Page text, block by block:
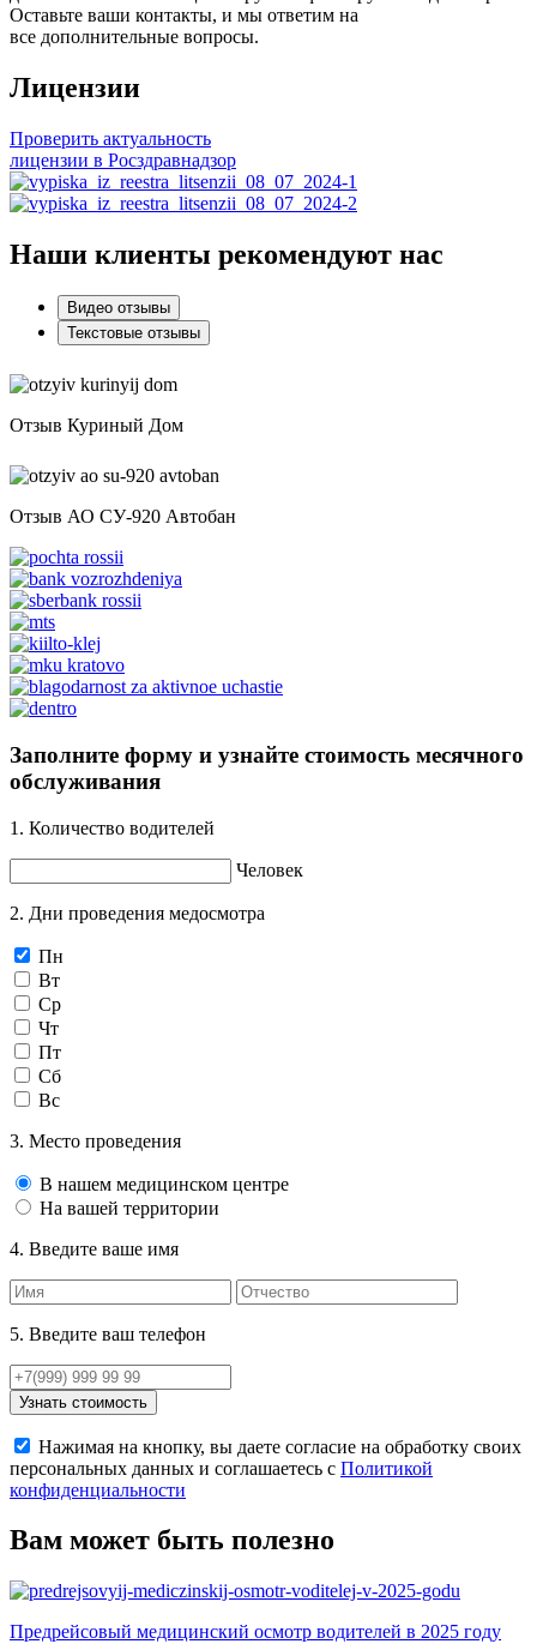
Оставьте ваши контакты, и мы ответим на
все дополнительные вопросы.
Лицензии
Проверить актуальность
лицензии в Росздравнадзор
Наши клиенты рекомендуют нас
Видео отзывы
Текстовые отзывы
Отзыв Куриный Дом
Отзыв АО СУ-920 Автобан
Заполните форму и узнайте стоимость месячного
обслуживания
1. Количество водителей
Человек
2. Дни проведения медосмотра
Пн
Вт
Ср
Чт
Пт
Сб
Вс
3. Место проведения
В нашем медицинском центре
На вашей территории
4. Введите ваше имя
5. Введите ваш телефон
Нажимая на кнопку, вы даете согласие на обработку своих
персональных данных и соглашаетесь с Политикой
конфиденциальности
Вам может быть полезно
Предрейсовый медицинский осмотр водителей в 2025 году